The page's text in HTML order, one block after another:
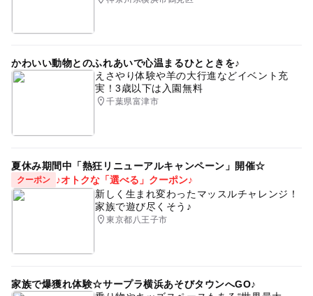
かわいい動物とのふれあいで心温まるひとときを♪
えさやり体験や羊の大行進などイベント充
実！3歳以下は入園無料
千葉県富津市
夏休み期間中「熱狂リニューアルキャンペーン」開催☆
クーポン
♪オトクな「選べる」クーポン♪
新しく生まれ変わったマッスルチャレンジ！
家族で遊び尽くそう♪
東京都八王子市
家族で爆獲れ体験☆サープラ横浜あそびタウンへGO♪